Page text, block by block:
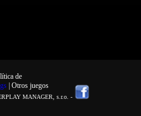
de
| Otros juegos
MANAGER, s.r.o. -